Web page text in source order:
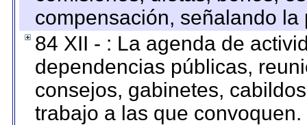
compensación, señalando
84 XII - : La agenda de
dependencias públicas,
consejos, gabinetes,
trabajo a las que convoquen.